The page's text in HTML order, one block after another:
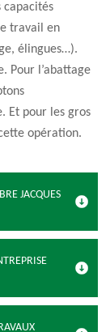
capacités
travail en
élingues…).
Pour l’abattage
Et pour les gros
opération.
JACQUES